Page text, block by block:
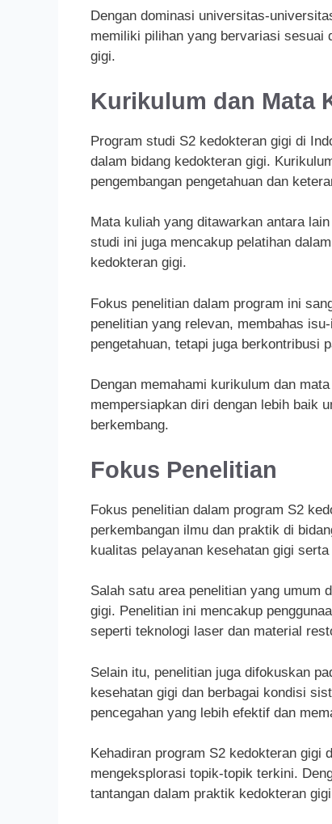
Dengan dominasi universitas-
memiliki pilihan yang bervariasi sesuai
gigi.
Kurikulum dan Mata
Program studi S2 kedokteran gigi di
dalam bidang kedokteran gigi.
pengembangan pengetahuan dan
Mata kuliah yang ditawarkan antara
studi ini juga mencakup pelatihan
kedokteran gigi.
Fokus penelitian dalam program ini
penelitian yang relevan, membahas
pengetahuan, tetapi juga berkontribusi
Dengan memahami kurikulum dan
mempersiapkan diri dengan lebih baik
berkembang.
Fokus Penelitian
Fokus penelitian dalam program S2
perkembangan ilmu dan praktik di
kualitas pelayanan kesehatan gigi
Salah satu area penelitian yang umum
gigi. Penelitian ini mencakup
seperti teknologi laser dan material
Selain itu, penelitian juga difokuskan
kesehatan gigi dan berbagai kondisi
pencegahan yang lebih efektif dan
Kehadiran program S2 kedokteran gigi
mengeksplorasi topik-topik terkini.
tantangan dalam praktik kedokteran